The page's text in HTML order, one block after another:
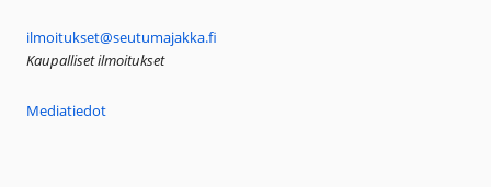
ilmoitukset@seutumajakka.fi
Kaupalliset ilmoitukset
Mediatiedot